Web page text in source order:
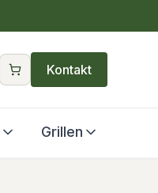
Kontakt
Grillen